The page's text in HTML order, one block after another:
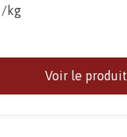
/kg
Voir le produit